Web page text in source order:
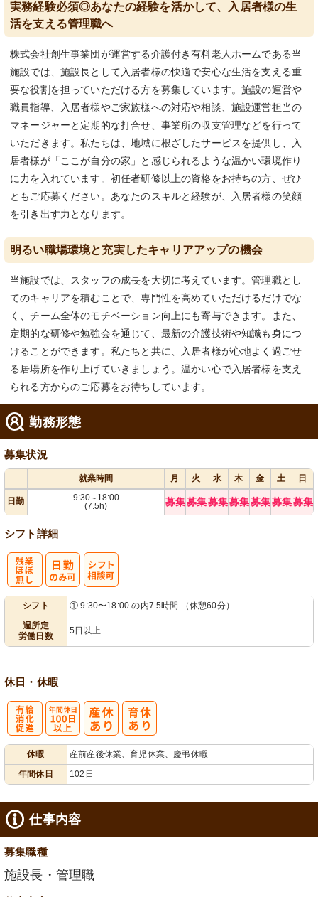
実務経験必須◎あなたの経験を活かして、入居者様の生
活を支える管理職へ
株式会社創生事業団が運営する介護付き有料老人ホームである当
施設では、施設長として入居者様の快適で安心な生活を支える重
要な役割を担っていただける方を募集しています。施設の運営や
職員指導、入居者様やご家族様への対応や相談、施設運営担当の
マネージャーと定期的な打合せ、事業所の収支管理などを行って
いただきます。私たちは、地域に根ざしたサービスを提供し、入
居者様が「ここが自分の家」と感じられるような温かい環境作り
に力を入れています。初任者研修以上の資格をお持ちの方、ぜひ
ともご応募ください。あなたのスキルと経験が、入居者様の笑顔
を引き出す力となります。
明るい職場環境と充実したキャリアアップの機会
当施設では、スタッフの成長を大切に考えています。管理職とし
てのキャリアを積むことで、専門性を高めていただけるだけでな
く、チーム全体のモチベーション向上にも寄与できます。また、
定期的な研修や勉強会を通じて、最新の介護技術や知識も身につ
けることができます。私たちと共に、入居者様が心地よく過ごせ
る居場所を作り上げていきましょう。温かい心で入居者様を支え
られる方からのご応募をお待ちしています。
勤務形態
募集状況
就業時間 月 火 水 木 金 土 日
日勤 9:30～ 18:00
(7.5h)
募集募集募集募集募集募集募集
シフト詳細
シフト
① 9:30〜18:00 の内7.5時間 （休憩60分）
週所定
労働日数
5日以上
休日・休暇
休暇
産前産後休業、育児休業、慶弔休暇
年間休日
102日
仕事内容
募集職種
施設長・管理職